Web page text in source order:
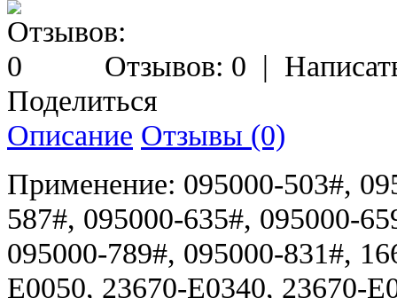
Отзывов: 0 |
Поделиться
Описание Отзывы (0)
Применение: 095000-503#,
587#, 095000-635#, 095000-
095000-789#, 095000-831#,
E0050, 23670-E0340, 23670-